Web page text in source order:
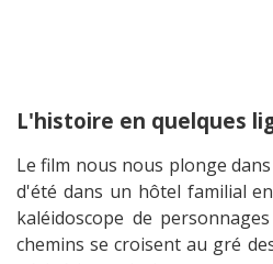
L'histoire en quelques
Le film nous nous plonge
d'été dans un hôtel familial
kaléidoscope de
chemins se croisent au gré